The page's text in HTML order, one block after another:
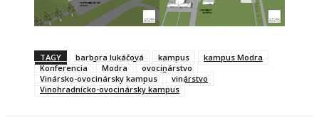
TAGY barbora lukáčová kampus
kampus Modra
Konferencia
Modra
ovocinárstvo
Vinársko-ovocinársky kampus
vinárstvo
Vinohradnícko-ovocinársky kampus